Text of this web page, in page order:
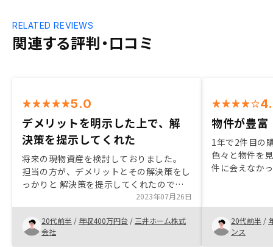
関連する評判・口コミ
RELATED REVIEWS
5.0
デメリットを明示した上で、解
決策を提示してくれた
将来の現物資産を検討しておりました。
担当の方が、デメリットとその解決策をし
っかりと 解決策を提示してくれたので、
安心して始められました。 業界トップだ
からこそ、ローンでも有利な金利で進める
ことができたので、これからが楽しみで
す。
2023年07月26日
20代前半 / 年収400万円台 / 三井ホーム株式
会社
物件が豊富
1年で2件目の
色々と物件を
件に会えなか
めてで不安な
しっかりとフ
20代前半 /
ンス